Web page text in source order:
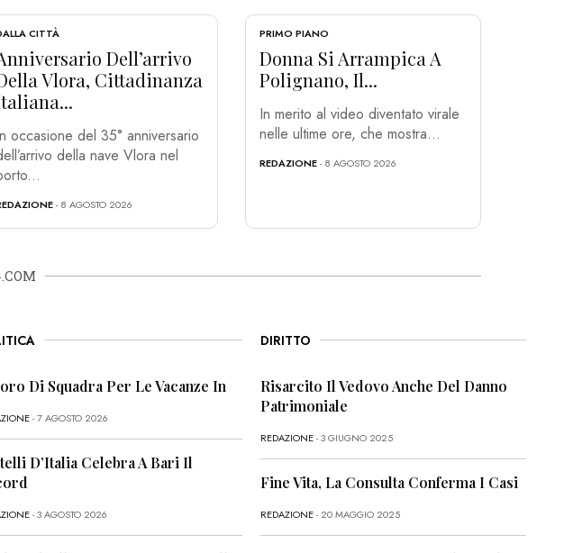
CITTÀ
Dell’arrivo
Vlora, Cittadinanza
occasione del 35° anniversario
della nave Vlora nel
- 8 AGOSTO 2026
PRIMO PIANO
Donna Si Arrampica A
Polignano, Il...
In merito al video diventato virale
nelle ultime ore, che mostra...
REDAZIONE- 8 AGOSTO 2026
Di Squadra Per Le Vacanze In
- 7 AGOSTO 2026
D’Italia Celebra A Bari Il
- 3 AGOSTO 2026
DIRITTO
Risarcito Il Vedovo Anche Del Danno
Patrimoniale
REDAZIONE- 3 GIUGNO 2025
Fine Vita, La Consulta Conferma I Casi
REDAZIONE- 20 MAGGIO 2025